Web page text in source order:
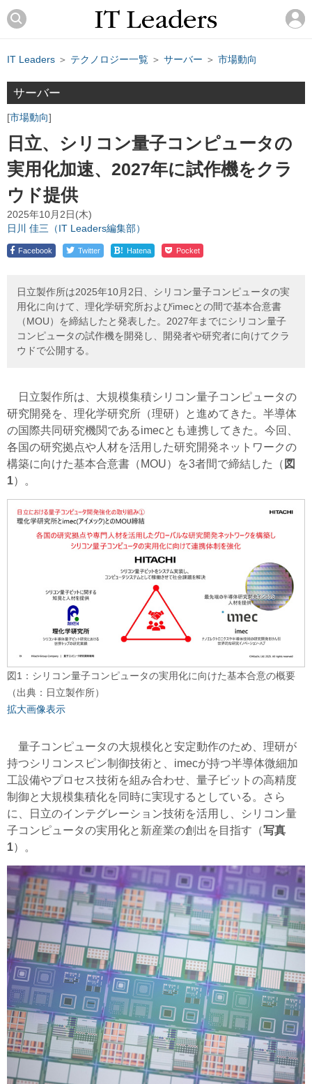
IT Leaders ＞ テクノロジー一覧 ＞ サーバー ＞ 市場動向
サーバー
市場動向
日立、シリコン量子コンピュータの
実用化加速、2027年に試作機をクラ
ウド提供
2025年10月2日(木)
日川 佳三（IT Leaders編集部）
Facebook Twitter ! Hatena Pocket
日立製作所は2025年10月2日、シリコン量子コンピュータの実
用化に向けて、理化学研究所およびimecとの間で基本合意書
（MOU）を締結したと発表した。2027年までにシリコン量子
コンピュータの試作機を開発し、開発者や研究者に向けてクラ
ウドで公開する。
日立製作所は、大規模集積シリコン量子コンピュータの
研究開発を、理化学研究所（理研）と進めてきた。半導体
の国際共同研究機関であるimecとも連携してきた。今回、
各国の研究拠点や人材を活用した研究開発ネットワークの
構築に向けた基本合意書（MOU）を3者間で締結した（ 図
1）。
図1：シリコン量子コンピュータの実用化に向けた基本合意の概要
（出典：日立製作所）
拡大画像表示
量子コンピュータの大規模化と安定動作のため、理研が
持つシリコンスピン制御技術と、imecが持つ半導体微細加
工設備やプロセス技術を組み合わせ、量子ビットの高精度
制御と大規模集積化を同時に実現するとしている。さら
に、日立のインテグレーション技術を活用し、シリコン量
子コンピュータの実用化と新産業の創出を目指す（写真
1）。